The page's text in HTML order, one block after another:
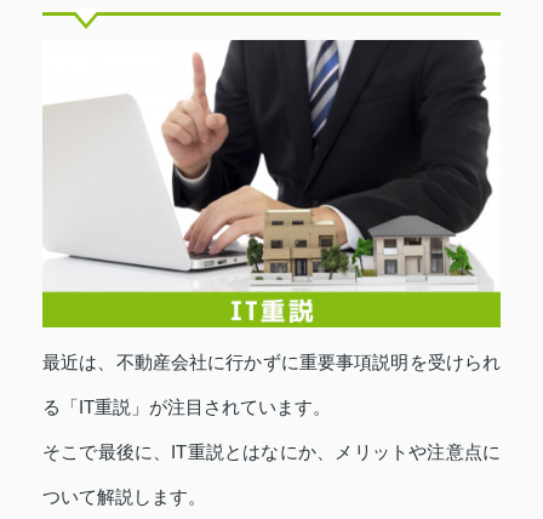
最近は、不動産会社に行かずに重要事項説明を受けられ
る「IT重説」が注目されています。
そこで最後に、IT重説とはなにか、メリットや注意点に
ついて解説します。